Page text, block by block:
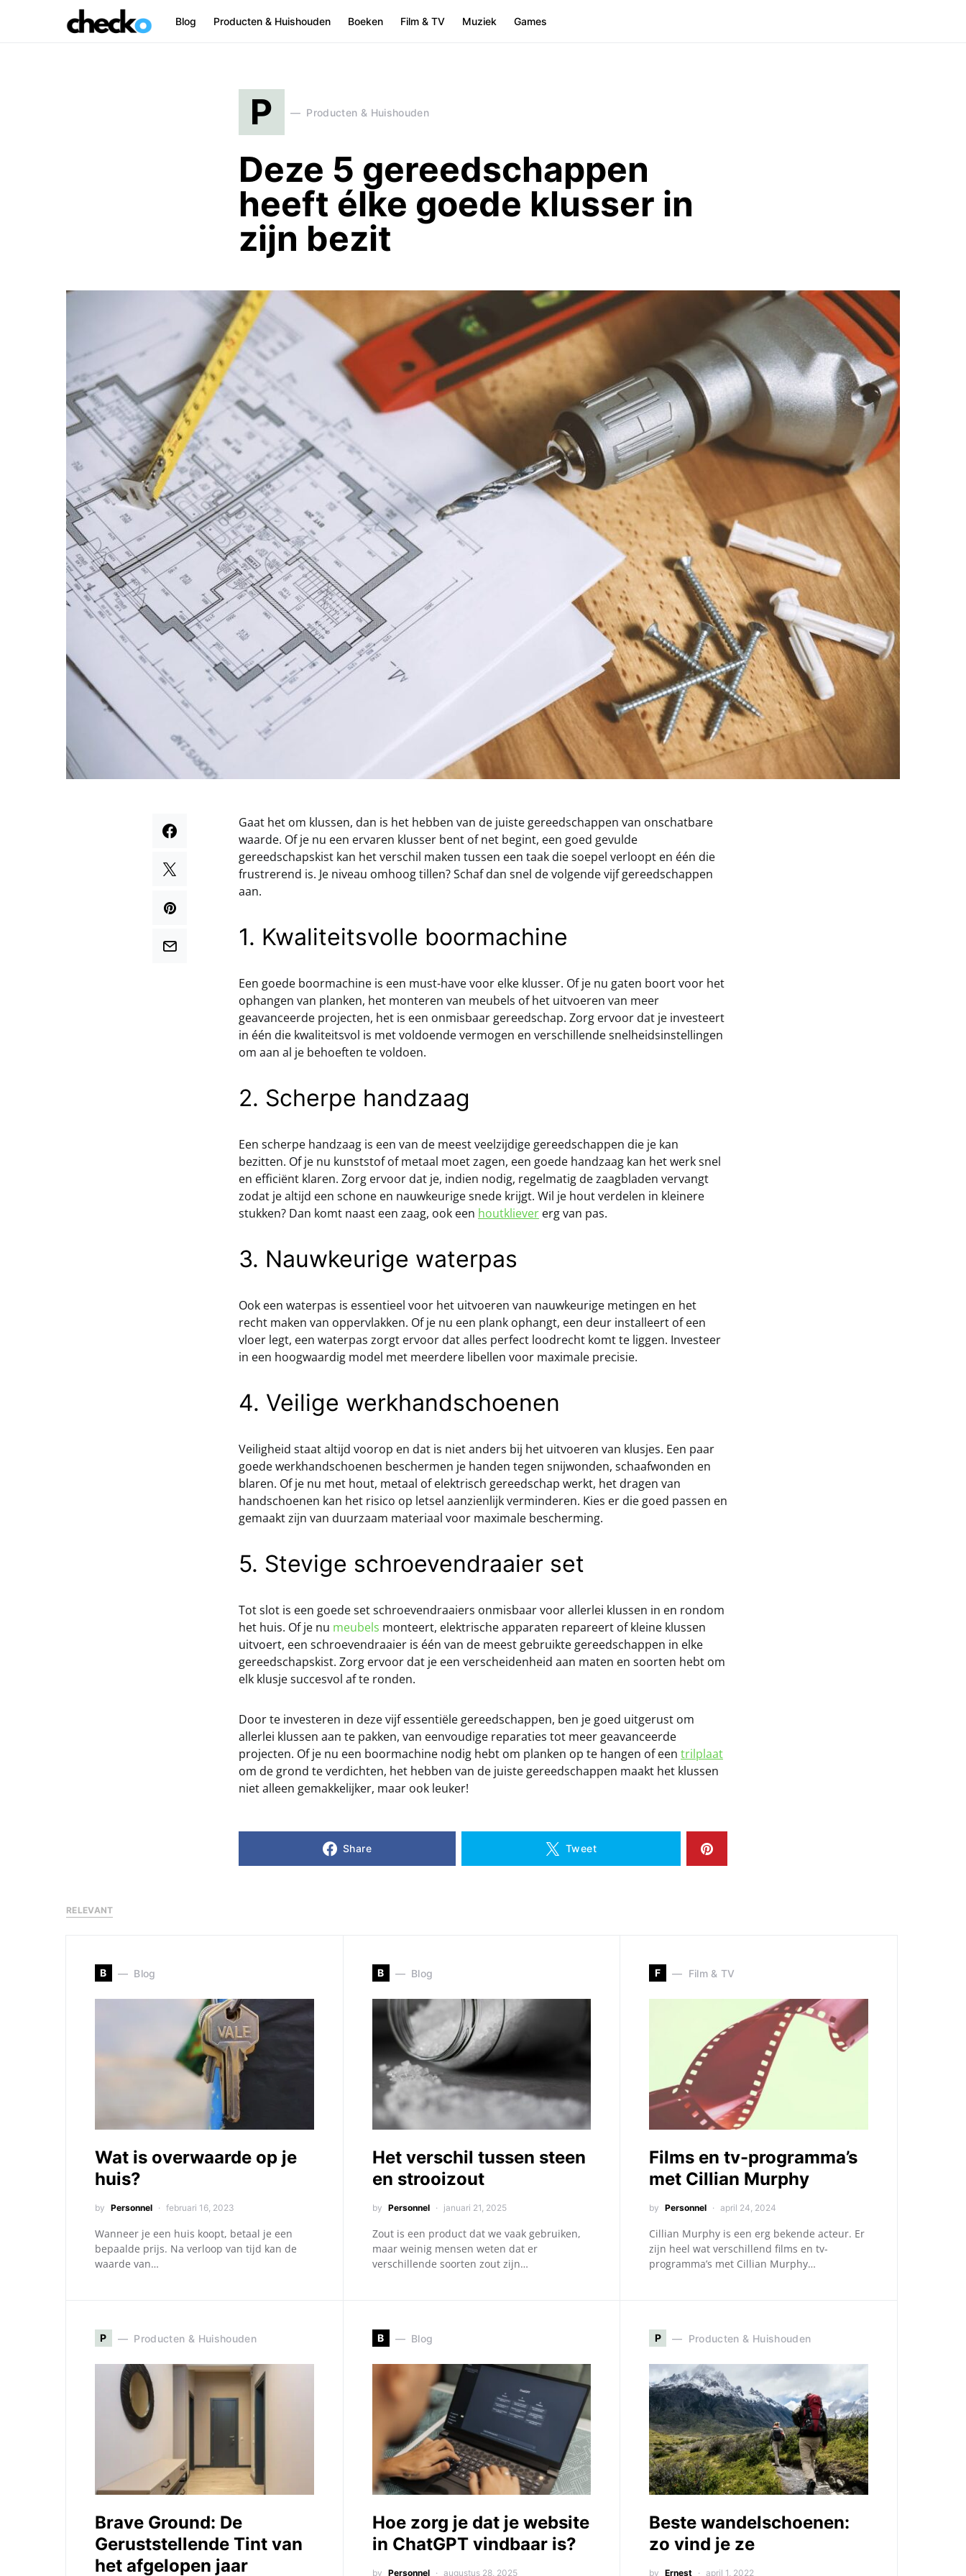
Blog Producten & Huishouden Boeken Film & TV Muziek Games
Search for:
P Producten & Huishouden
Deze 5 gereedschappen
heeft élke goede klusser in
zijn bezit
Gaat het om klussen, dan is het hebben van de juiste gereedschappen van onschatbare
waarde. Of je nu een ervaren klusser bent of net begint, een goed gevulde
gereedschapskist kan het verschil maken tussen een taak die soepel verloopt en één die
frustrerend is. Je niveau omhoog tillen? Schaf dan snel de volgende vijf gereedschappen
aan.
1. Kwaliteitsvolle boormachine
Een goede boormachine is een must-have voor elke klusser. Of je nu gaten boort voor het
ophangen van planken, het monteren van meubels of het uitvoeren van meer
geavanceerde projecten, het is een onmisbaar gereedschap. Zorg ervoor dat je investeert
in één die kwaliteitsvol is met voldoende vermogen en verschillende snelheidsinstellingen
om aan al je behoeften te voldoen.
2. Scherpe handzaag
Een scherpe handzaag is een van de meest veelzijdige gereedschappen die je kan
bezitten. Of je nu kunststof of metaal moet zagen, een goede handzaag kan het werk snel
en efficiënt klaren. Zorg ervoor dat je, indien nodig, regelmatig de zaagbladen vervangt
zodat je altijd een schone en nauwkeurige snede krijgt. Wil je hout verdelen in kleinere
stukken? Dan komt naast een zaag, ook een houtkliever erg van pas.
3. Nauwkeurige waterpas
Ook een waterpas is essentieel voor het uitvoeren van nauwkeurige metingen en het
recht maken van oppervlakken. Of je nu een plank ophangt, een deur installeert of een
vloer legt, een waterpas zorgt ervoor dat alles perfect loodrecht komt te liggen. Investeer
in een hoogwaardig model met meerdere libellen voor maximale precisie.
4. Veilige werkhandschoenen
Veiligheid staat altijd voorop en dat is niet anders bij het uitvoeren van klusjes. Een paar
goede werkhandschoenen beschermen je handen tegen snijwonden, schaafwonden en
blaren. Of je nu met hout, metaal of elektrisch gereedschap werkt, het dragen van
handschoenen kan het risico op letsel aanzienlijk verminderen. Kies er die goed passen en
gemaakt zijn van duurzaam materiaal voor maximale bescherming.
5. Stevige schroevendraaier set
Tot slot is een goede set schroevendraaiers onmisbaar voor allerlei klussen in en rondom
het huis. Of je nu meubels monteert, elektrische apparaten repareert of kleine klussen
uitvoert, een schroevendraaier is één van de meest gebruikte gereedschappen in elke
gereedschapskist. Zorg ervoor dat je een verscheidenheid aan maten en soorten hebt om
elk klusje succesvol af te ronden.
Door te investeren in deze vijf essentiële gereedschappen, ben je goed uitgerust om
allerlei klussen aan te pakken, van eenvoudige reparaties tot meer geavanceerde
projecten. Of je nu een boormachine nodig hebt om planken op te hangen of een trilplaat
om de grond te verdichten, het hebben van de juiste gereedschappen maakt het klussen
niet alleen gemakkelijker, maar ook leuker!
Share Tweet
RELEVANT
B Blog
Wat is overwaarde op je
huis?
by Personnel februari 16, 2023
Wanneer je een huis koopt, betaal je een
bepaalde prijs. Na verloop van tijd kan de
waarde van…
B Blog
Het verschil tussen steen
en strooizout
by Personnel januari 21, 2025
Zout is een product dat we vaak gebruiken,
maar weinig mensen weten dat er
verschillende soorten zout zijn…
F Film & TV
Films en tv-programma’s
met Cillian Murphy
by Personnel april 24, 2024
Cillian Murphy is een erg bekende acteur. Er
zijn heel wat verschillend films en tv-
programma’s met Cillian Murphy…
P Producten & Huishouden
Brave Ground: De
Geruststellende Tint van
het afgelopen jaar
B Blog
Hoe zorg je dat je website
in ChatGPT vindbaar is?
by Personnel augustus 28, 2025
P Producten & Huishouden
Beste wandelschoenen:
zo vind je ze
by Ernest april 1, 2022